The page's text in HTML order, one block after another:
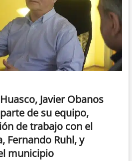
Javier Obanos
de su equipo,
de trabajo con el
Fernando Ruhl, y
municipio